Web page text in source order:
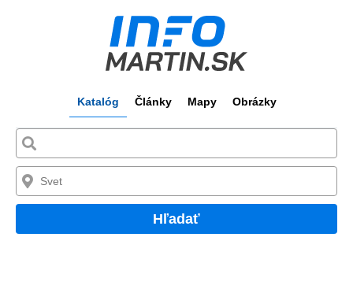
Katalóg Články Mapy Obrázky
Hľadať